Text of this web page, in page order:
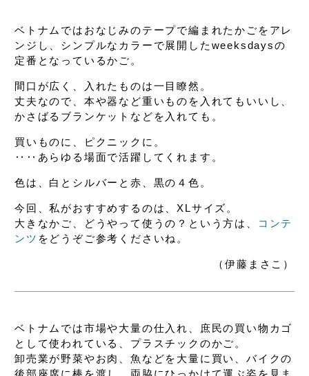
ベトナムではおなじみのテープで編まれたかごをアレ
ンジし、 シンプルなカラーで展開した weeksdaysの
定番となっているかご。
間口が広く、
入れたものは一目瞭然。
丈夫なので、本や器など重いものを入れてもいいし、
かさばるブランケットなどを入れても。
買いものに、ピクニックに。
‥‥あらゆる場面で活躍してくれます。
色は、白とシルバーと赤、黒の４色。
今回、私がおすすめするのは、XLサイズ。
大きなかご、どうやって使うの？という方は、
コンテ
ンツ をどうぞご参考くださいね。
（伊藤まさこ）
ベトナムでは市場や大量の仕入れ、
庶民の買い物カゴ
として使われている、 プラスチックのかご。
卸売業が野菜やお肉、魚などを大量に買い、 バイクの
後部座席に棒を渡し、 両脇にひっかけて運ぶ姿を見ま